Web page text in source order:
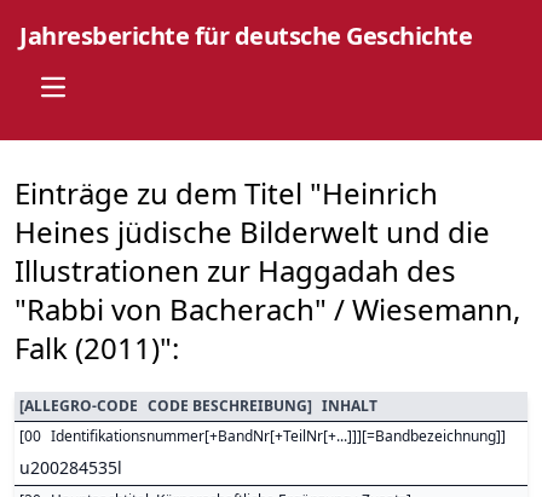
Jahresberichte für deutsche Geschichte
Open main menu
Einträge zu dem Titel "Heinrich
Heines jüdische Bilderwelt und die
Illustrationen zur Haggadah des
"Rabbi von Bacherach" / Wiesemann,
Falk (2011)":
[ALLEGRO-CODE CODE BESCHREIBUNG] INHALT
[00 Identifikationsnummer[+BandNr[+TeilNr[+...]]][=Bandbezeichnung]]
u200284535l